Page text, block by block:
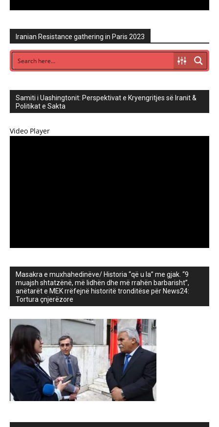
Iranian Resistance gathering in Paris 2023
Samiti i Uashingtonit: Perspektivat e Kryengritjes së Iranit &
Politikat e Sakta
Video Player
Masakra e muxhahedinëve/ Historia “që u la” me gjak. “9
muajsh shtatzënë, më lidhën dhe më rrahën barbarisht”,
anëtarët e MEK rrëfejnë historitë tronditëse për News24:
Tortura çnjerëzore